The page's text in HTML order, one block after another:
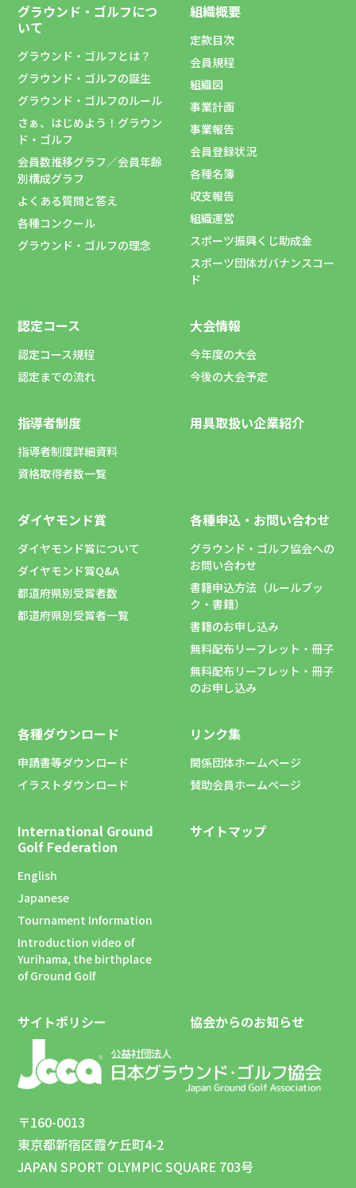
グラウンド・ゴルフにつ
いて
グラウンド・ゴルフとは？
グラウンド・ゴルフの誕生
グラウンド・ゴルフのルール
さぁ、はじめよう！グラウン
ド・ゴルフ
会員数推移グラフ／会員年齢
別構成グラフ
よくある質問と答え
各種コンクール
グラウンド・ゴルフの理念
組織概要
定款目次
会員規程
組織図
事業計画
事業報告
会員登録状況
各種名簿
収支報告
組織運営
スポーツ振興くじ助成金
スポーツ団体ガバナンスコー
ド
認定コース
認定コース規程
認定までの流れ
大会情報
今年度の大会
今後の大会予定
指導者制度
指導者制度詳細資料
資格取得者数一覧
用具取扱い企業紹介
ダイヤモンド賞
ダイヤモンド賞について
ダイヤモンド賞Q&A
都道府県別受賞者数
都道府県別受賞者一覧
各種申込・お問い合わせ
グラウンド・ゴルフ協会への
お問い合わせ
書籍申込方法（ルールブッ
ク・書籍）
書籍のお申し込み
無料配布リーフレット・冊子
無料配布リーフレット・冊子
のお申し込み
各種ダウンロード
申請書等ダウンロード
イラストダウンロード
リンク集
関係団体ホームページ
賛助会員ホームページ
International Ground
Golf Federation
English
Japanese
Tournament Information
Introduction video of
Yurihama, the birthplace
of Ground Golf
サイトマップ
サイトポリシー 協会からのお知らせ
〒160-0013
東京都新宿区霞ケ丘町4-2
JAPAN SPORT OLYMPIC SQUARE 703号